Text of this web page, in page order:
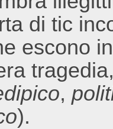
di tic
escono in
,
).